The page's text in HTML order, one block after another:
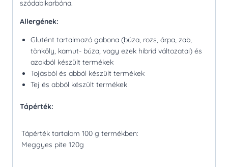
szódabikarbóna.
Allergének:
Glutént tartalmazó gabona (búza, rozs, árpa, zab,
tönköly, kamut- búza, vagy ezek hibrid változatai) és
azokból készült termékek
Tojásból és abból készült termékek
Tej és abból készült termékek
Tápérték:
Tápérték tartalom 100 g termékben:
Meggyes pite 120g